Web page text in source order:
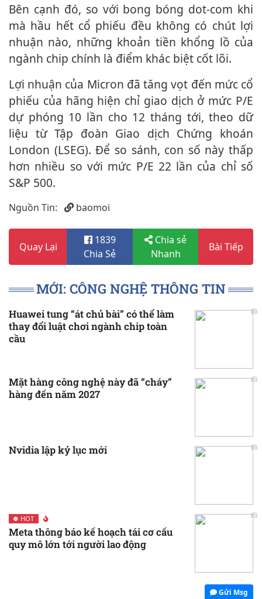
Bên cạnh đó, so với bong bóng dot-com khi
mà hầu hết cổ phiếu đều không có chút lợi
nhuận nào, những khoản tiền khổng lồ của
ngành chip chính là điểm khác biệt cốt lõi.
Lợi nhuận của Micron đã tăng vọt đến mức cổ
phiếu của hãng hiện chỉ giao dịch ở mức P/E
dự phóng 10 lần cho 12 tháng tới, theo dữ
liệu từ Tập đoàn Giao dịch Chứng khoán
London (LSEG). Để so sánh, con số này thấp
hơn nhiều so với mức P/E 22 lần của chỉ số
S&P 500.
Nguồn Tin: baomoi
Quay Lại
1839
Chia Sẻ
Chia sẻ
Nhanh
Bài Tiếp
MỚI: CÔNG NGHỆ THÔNG TIN
Huawei tung “át chủ bài” có thể làm
thay đổi luật chơi ngành chip toàn
cầu
Mặt hàng công nghệ này đã “cháy”
hàng đến năm 2027
Nvidia lập kỷ lục mới
HOT
Meta thông báo kế hoạch tái cơ cấu
quy mô lớn tới người lao động
Gửi Msg